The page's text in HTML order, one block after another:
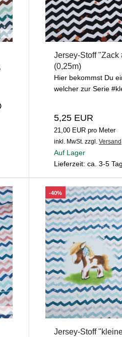
Jersey-Stoff "Zack
(0,25m)
Hier bekommst Du
welcher zur Serie
5,25 EUR
21,00 EUR pro Meter
inkl. MwSt. zzgl. Versand
Auf Lager
Lieferzeit: ca. 3-5
-40%
Jersey-Stoff